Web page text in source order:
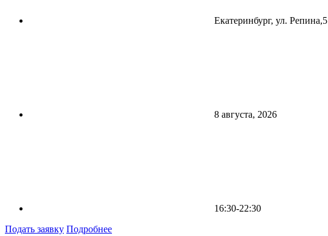
Екатеринбург, ул. Репина,5
8 августа, 2026
16:30-22:30
Подать заявку Подробнее